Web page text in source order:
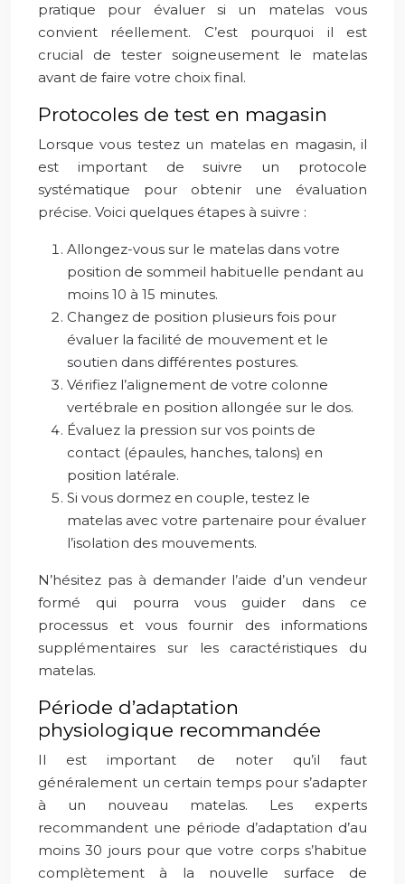
pratique pour évaluer si un matelas vous
convient réellement. C’est pourquoi il est
crucial de tester soigneusement le matelas
avant de faire votre choix final.
Protocoles de test en magasin
Lorsque vous testez un matelas en magasin, il
est important de suivre un protocole
systématique pour obtenir une évaluation
précise. Voici quelques étapes à suivre :
Allongez-vous sur le matelas dans votre
position de sommeil habituelle pendant au
moins 10 à 15 minutes.
Changez de position plusieurs fois pour
évaluer la facilité de mouvement et le
soutien dans différentes postures.
Vérifiez l’alignement de votre colonne
vertébrale en position allongée sur le dos.
Évaluez la pression sur vos points de
contact (épaules, hanches, talons) en
position latérale.
Si vous dormez en couple, testez le
matelas avec votre partenaire pour évaluer
l’isolation des mouvements.
N’hésitez pas à demander l’aide d’un vendeur
formé qui pourra vous guider dans ce
processus et vous fournir des informations
supplémentaires sur les caractéristiques du
matelas.
Période d’adaptation
physiologique recommandée
Il est important de noter qu’il faut
généralement un certain temps pour s’adapter
à un nouveau matelas. Les experts
recommandent une période d’adaptation d’au
moins 30 jours pour que votre corps s’habitue
complètement à la nouvelle surface de